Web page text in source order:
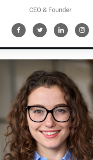
CEO & Founder